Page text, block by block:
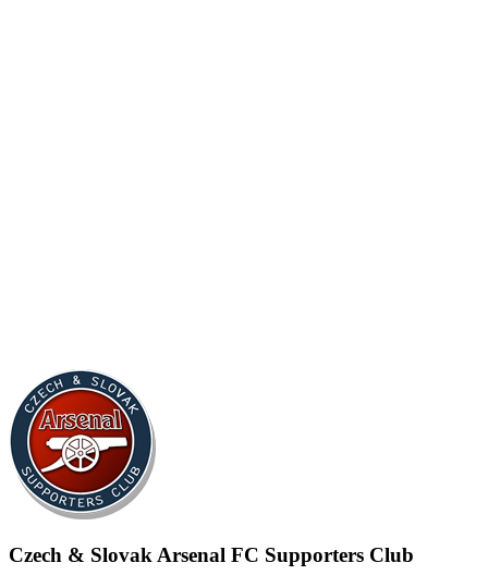
Czech & Slovak Arsenal FC Supporters Club